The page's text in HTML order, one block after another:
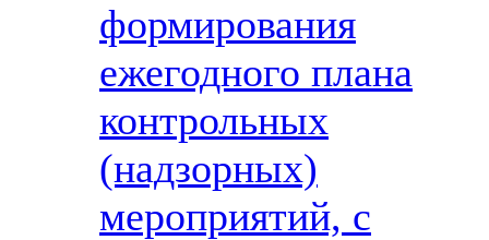
формирования
ежегодного плана
контрольных
(надзорных)
мероприятий, с